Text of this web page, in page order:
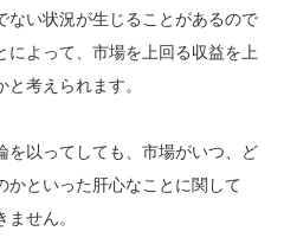
ない状況が生じることがあるので
によって、市場を上回る収益を上
考えられます。
を以ってしても、市場がいつ、ど
かといった肝心なことに関して
せん。